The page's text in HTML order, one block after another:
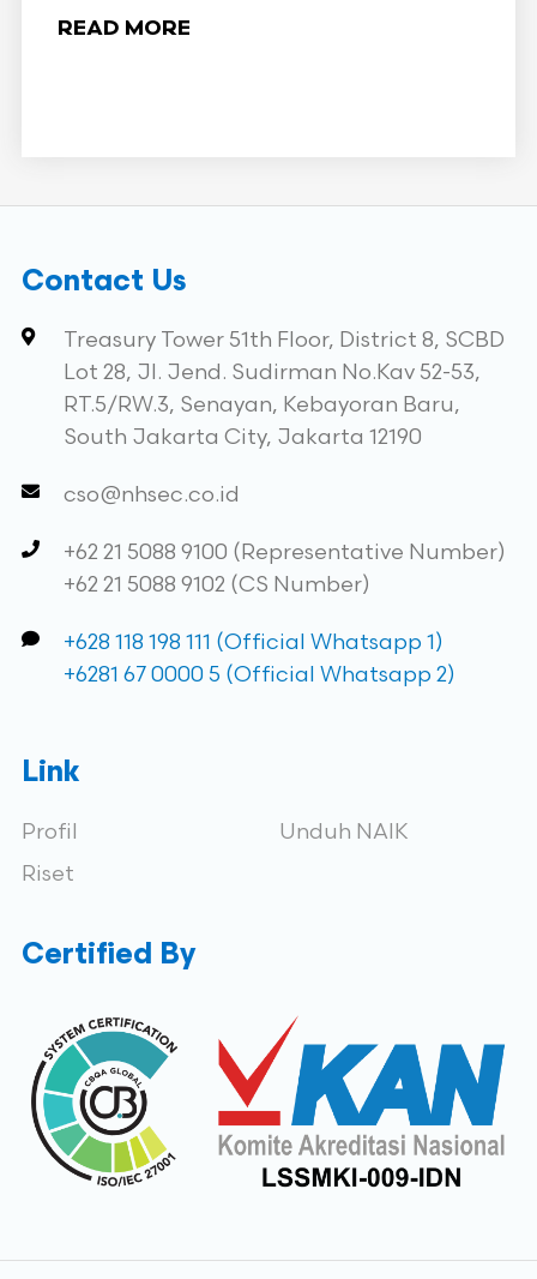
READ MORE
Contact Us
Treasury Tower 51th Floor, District 8, SCBD
Lot 28, Jl. Jend. Sudirman No.Kav 52-53,
RT.5/RW.3, Senayan, Kebayoran Baru,
South Jakarta City, Jakarta 12190
cso@nhsec.co.id
+62 21 5088 9100 (Representative Number)
+62 21 5088 9102 (CS Number)
+628 118 198 111 (Official Whatsapp 1)
+6281 67 0000 5 (Official Whatsapp 2)
Link
Profil
Riset
Unduh NAIK
Certified By